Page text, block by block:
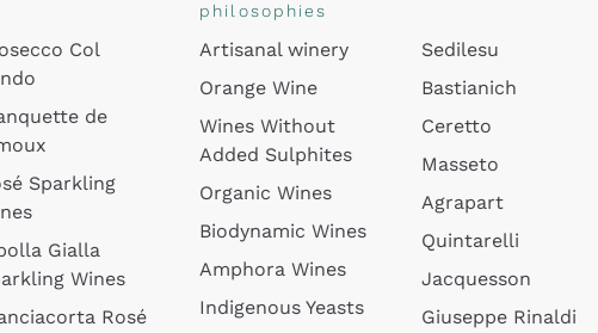
Col
de
Sparkling
Gialla
Wines
Rosé
philosophies
Artisanal winery
Orange Wine
Wines Without
Added Sulphites
Organic Wines
Biodynamic Wines
Amphora Wines
Indigenous Yeasts
Sedilesu
Bastianich
Ceretto
Masseto
Agrapart
Quintarelli
Jacquesson
Giuseppe Rinaldi